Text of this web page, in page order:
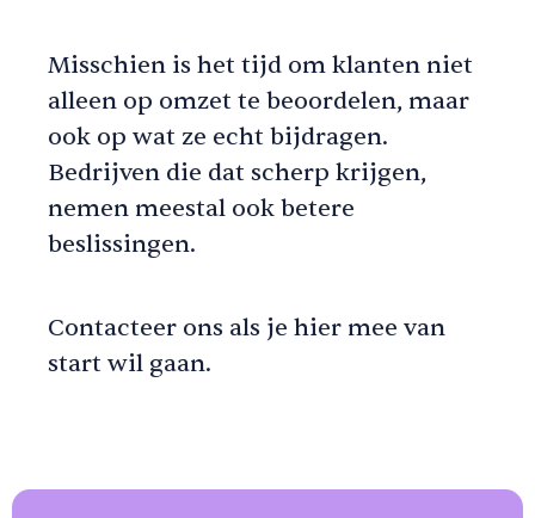
Misschien is het tijd om klanten niet
alleen op omzet te beoordelen, maar
ook op wat ze echt bijdragen.
Bedrijven die dat scherp krijgen,
nemen meestal ook betere
beslissingen.
Contacteer ons als je hier mee van
start wil gaan.